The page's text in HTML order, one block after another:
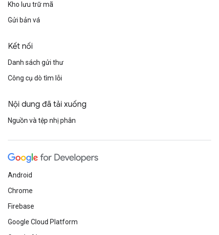
Kho lưu trữ mã
Gửi bản vá
Kết nối
Danh sách gửi thư
Công cụ dò tìm lỗi
Nội dung đã tải xuống
Nguồn và tệp nhị phân
Android
Chrome
Firebase
Google Cloud Platform